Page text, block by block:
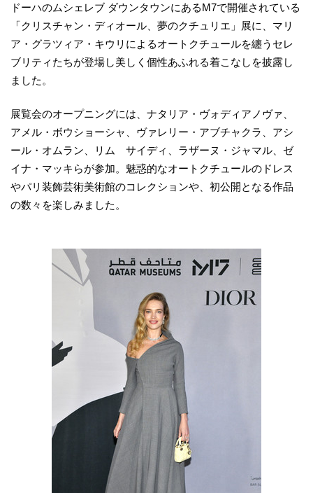
ドーハのムシェレブ ダウンタウンにあるM7で開催されている
「クリスチャン・ディオール、夢のクチュリエ」展に、マリ
ア・グラツィア・キウリによるオートクチュールを纏うセレ
ブリティたちが登場し美しく個性あふれる着こなしを披露し
ました。
展覧会のオープニングには、ナタリア・ヴォディアノヴァ、
アメル・ボウショーシャ、ヴァレリー・アブチャクラ、アシ
ール・オムラン、リム サイディ、ラザーヌ・ジャマル、ゼ
イナ・マッキらが参加。魅惑的なオートクチュールのドレス
やパリ装飾芸術美術館のコレクションや、初公開となる作品
の数々を楽しみました。